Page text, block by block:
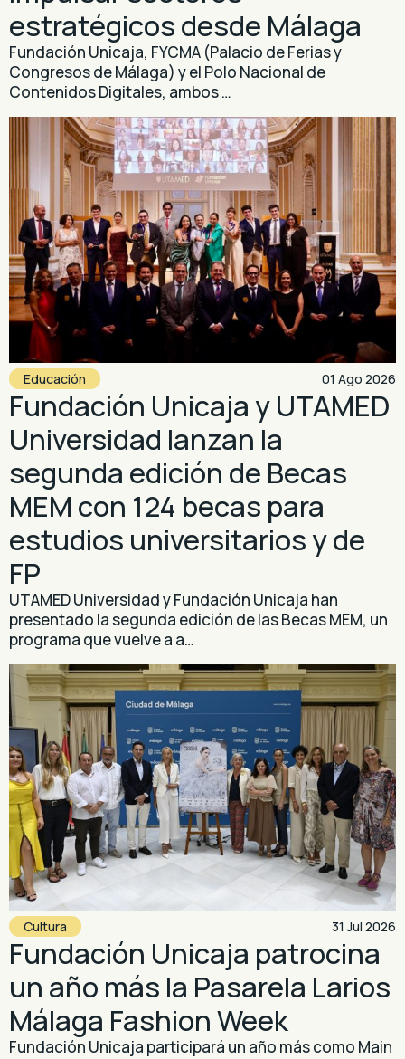
estratégicos desde Málaga
Fundación Unicaja, FYCMA (Palacio de Ferias y
Congresos de Málaga) y el Polo Nacional de
Contenidos Digitales, ambos …
Educación 01 Ago 2026
Fundación Unicaja y UTAMED
Universidad lanzan la
segunda edición de Becas
MEM con 124 becas para
estudios universitarios y de
FP
UTAMED Universidad y Fundación Unicaja han
presentado la segunda edición de las Becas MEM, un
programa que vuelve a a…
Cultura 31 Jul 2026
Fundación Unicaja patrocina
un año más la Pasarela Larios
Málaga Fashion Week
Fundación Unicaja participará un año más como Main